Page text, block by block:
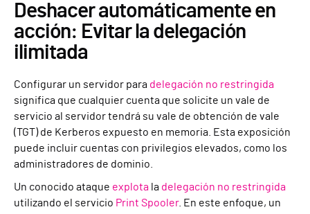
Deshacer automáticamente en
acción: Evitar la delegación
ilimitada
Configurar un servidor para delegación no restringida
significa que cualquier cuenta que solicite un vale de
servicio al servidor tendrá su vale de obtención de vale
(TGT) de Kerberos expuesto en memoria. Esta exposición
puede incluir cuentas con privilegios elevados, como los
administradores de dominio.
Un conocido ataque explota la delegación no restringida
utilizando el servicio Print Spooler. En este enfoque, un